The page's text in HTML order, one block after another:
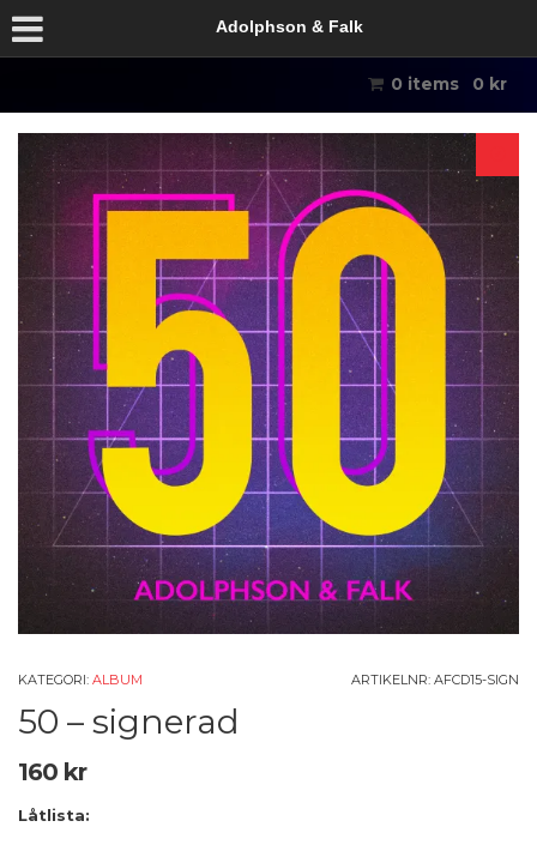
Adolphson & Falk
0 items 0 kr
ARTIKELNR: AFCD15-SIGN
KATEGORI: ALBUM
50 – signerad
160 kr
Låtlista: